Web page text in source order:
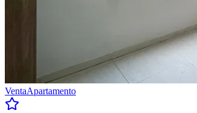
VentaApartamento